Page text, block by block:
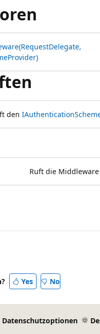
den
Ruft die
Yes No
Datenschutzoptionen